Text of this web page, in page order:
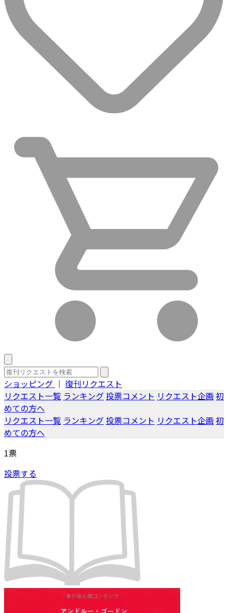
ショッピング ｜ 復刊リクエスト
リクエスト一覧 ランキング投票コメント リクエスト企画 初
めての方へ
リクエスト一覧 ランキング投票コメント リクエスト企画 初
めての方へ
1票
投票する